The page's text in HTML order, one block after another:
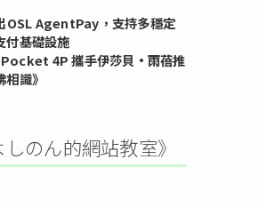
OSL AgentPay，支持多穩定
付基礎設施
4P 攜手伊莎貝•雨蓓推
識》
のん的網站教室》